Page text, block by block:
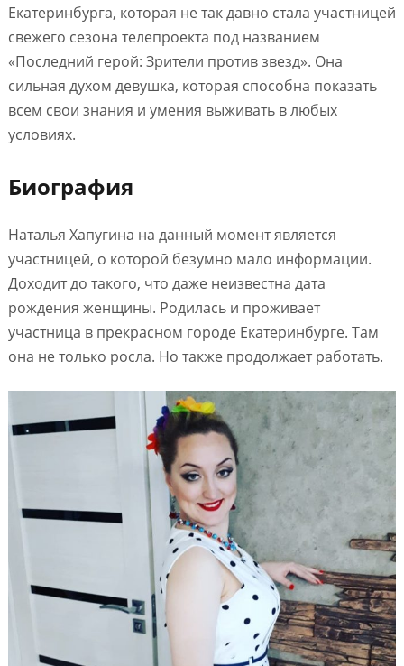
Екатеринбурга, которая не так давно стала участницей
свежего сезона телепроекта под названием
«Последний герой: Зрители против звезд». Она
сильная духом девушка, которая способна показать
всем свои знания и умения выживать в любых
условиях.
Биография
Наталья Хапугина на данный момент является
участницей, о которой безумно мало информации.
Доходит до такого, что даже неизвестна дата
рождения женщины. Родилась и проживает
участница в прекрасном городе Екатеринбурге. Там
она не только росла. Но также продолжает работать.